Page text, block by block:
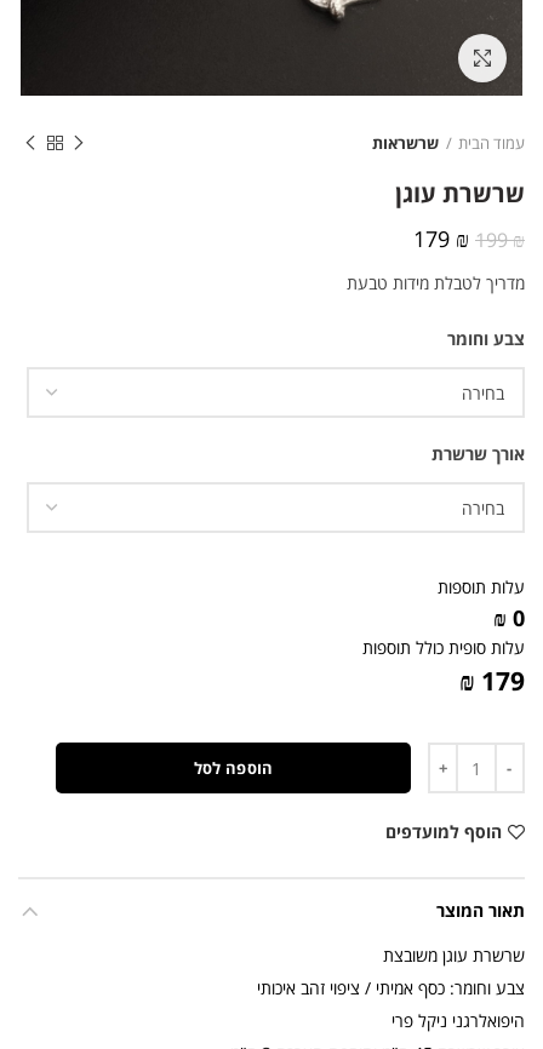
עמוד הבית שרשראות
שרשרת עוגן
199₪
המחיר
היה:
179 ₪
הוא:
מדריך לטבלת מידות טבעת
צבע וחומר
אורך שרשרת
עלות תוספות
0 ₪
עלות סופית כולל תוספות
179 ₪
הוספה לסל
הוסף למועדפים
תאור המוצר
שרשרת עוגן משובצת
צבע וחומר: כסף אמיתי / ציפוי זהב איכותי
היפואלרגני ניקל פרי